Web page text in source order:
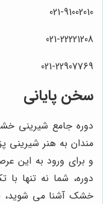
021-91002010
021-22221208
021-22907769
سخن پایانی
دوره جامع شیرینی
مندان به هنر شیرینی
و برای ورود به این
دوره، شما نه تنها
خشک آشنا می شوید،